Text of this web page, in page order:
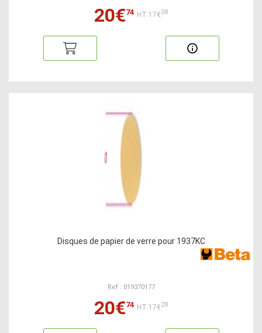
20€74 HT:17€28
Disques de papier de verre pour 1937KC
Ref : 019370177
20€74 HT:17€28